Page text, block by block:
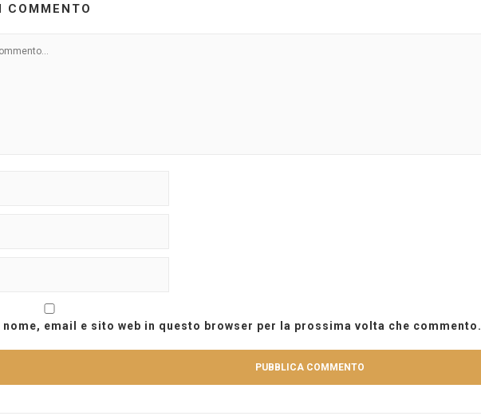
COMMENTO
email e sito web in questo browser per la prossima volta che commento.